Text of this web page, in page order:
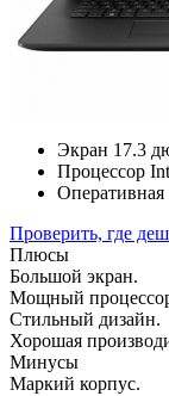
Экран 17.3
Процессор
Оперативная
Проверить, где
Плюсы
Большой экран.
Мощный
Стильный дизайн.
Хорошая
Минусы
Маркий корпус.